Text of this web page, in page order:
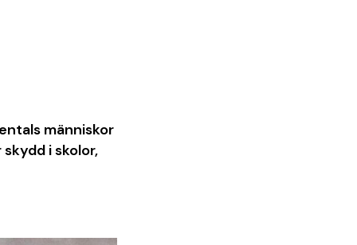
människor
i skolor,